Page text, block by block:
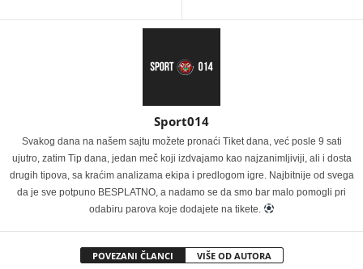
Sport014
Svakog dana na našem sajtu možete pronaći Tiket dana, već posle 9 sati
ujutro, zatim Tip dana, jedan meč koji izdvajamo kao najzanimljiviji, ali i dosta
drugih tipova, sa kraćim analizama ekipa i predlogom igre. Najbitnije od svega
da je sve potpuno BESPLATNO, a nadamo se da smo bar malo pomogli pri
odabiru parova koje dodajete na tikete.
POVEZANI ČLANCI VIŠE OD AUTORA